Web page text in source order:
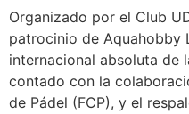
Organizado por el Club
patrocinio de Aquahobby
internacional absoluta de
contado con la
de Pádel (FCP), y el